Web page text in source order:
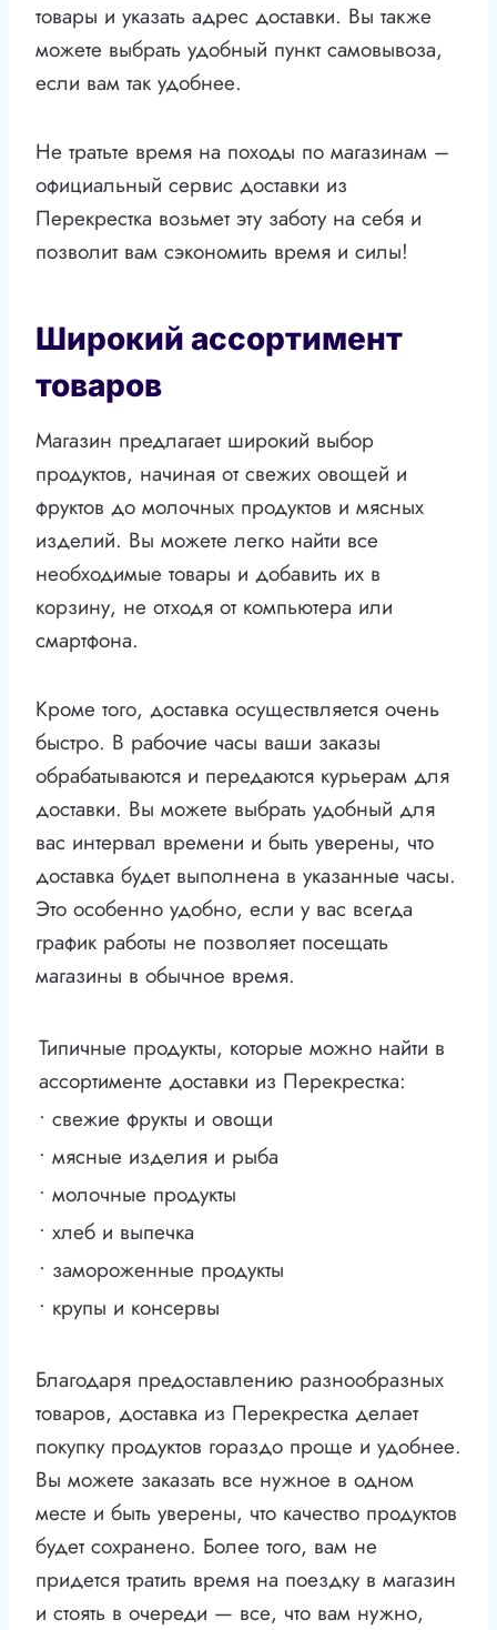
товары и указать адрес доставки. Вы также
можете выбрать удобный пункт самовывоза,
если вам так удобнее.
Не тратьте время на походы по магазинам –
официальный сервис доставки из
Перекрестка возьмет эту заботу на себя и
позволит вам сэкономить время и силы!
Широкий ассортимент
товаров
Магазин предлагает широкий выбор
продуктов, начиная от свежих овощей и
фруктов до молочных продуктов и мясных
изделий. Вы можете легко найти все
необходимые товары и добавить их в
корзину, не отходя от компьютера или
смартфона.
Кроме того, доставка осуществляется очень
быстро. В рабочие часы ваши заказы
обрабатываются и передаются курьерам для
доставки. Вы можете выбрать удобный для
вас интервал времени и быть уверены, что
доставка будет выполнена в указанные часы.
Это особенно удобно, если у вас всегда
график работы не позволяет посещать
магазины в обычное время.
Типичные продукты, которые можно найти в
ассортименте доставки из Перекрестка:
• свежие фрукты и овощи
• мясные изделия и рыба
• молочные продукты
• хлеб и выпечка
• замороженные продукты
• крупы и консервы
Благодаря предоставлению разнообразных
товаров, доставка из Перекрестка делает
покупку продуктов гораздо проще и удобнее.
Вы можете заказать все нужное в одном
месте и быть уверены, что качество продуктов
будет сохранено. Более того, вам не
придется тратить время на поездку в магазин
и стоять в очереди — все, что вам нужно,